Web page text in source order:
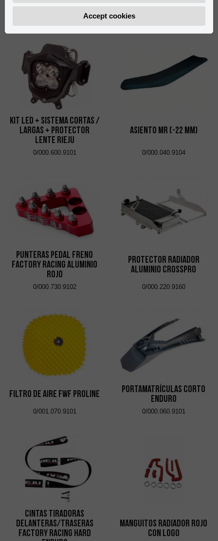
Negro
Kit Led + Sistema Cortas /
Largas + Protector
Lente Rieju
0/000.600.9101
Asiento MR (-22 mm)
0/000.040.9104
Punteras Pedal Freno
Factory Racing Aluminio
Rojo
0/000.730.9102
Protector Radiador
Aluminio CrossPro
0/000.220.9160
Filtro de Aire FWF Proline
0/001.070.9101
Portamatrículas Corto
Enduro
0/000.060.9101
Cintas Tiradoras
Delanteras/Traseras
Factory Racing Hard
Manguitos Radiador Rojo
con Logo
Accept cookies